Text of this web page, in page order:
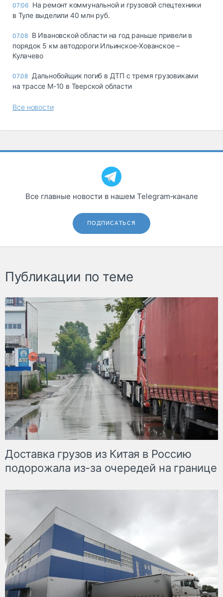
07:06 На ремонт коммунальной и грузовой спецтехники
в Туле выделили 40 млн руб.
07.08 В Ивановской области на год раньше привели в
порядок 5 км автодороги Ильинское-Хованское –
Кулачево
07.08 Дальнобойщик погиб в ДТП с тремя грузовиками
на трассе М-10 в Тверской области
Все новости
Все главные новости в нашем Telegram‑канале
ПОДПИСАТЬСЯ
Публикации по теме
Доставка грузов из Китая в Россию
подорожала из-за очередей на границе